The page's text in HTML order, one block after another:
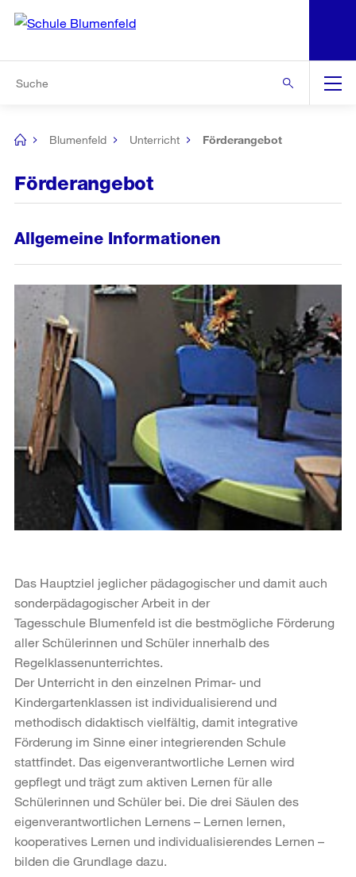
Navigation
[no
Blumenfeld Unterricht Förderangebot
Förderangebot
Allgemeine Informationen
Das Hauptziel jeglicher pädagogischer und damit auch
sonderpädagogischer Arbeit in der
Tagesschule Blumenfeld ist die bestmögliche Förderung
aller Schülerinnen und Schüler innerhalb des
Regelklassenunterrichtes.
Der Unterricht in den einzelnen Primar- und
Kindergartenklassen ist individualisierend und
methodisch didaktisch vielfältig, damit integrative
Förderung im Sinne einer integrierenden Schule
stattfindet. Das eigenverantwortliche Lernen wird
gepflegt und trägt zum aktiven Lernen für alle
Schülerinnen und Schüler bei. Die drei Säulen des
eigenverantwortlichen Lernens – Lernen lernen,
kooperatives Lernen und individualisierendes Lernen –
bilden die Grundlage dazu.